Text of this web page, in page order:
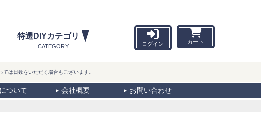
特選DIYカテゴリ
CATEGORY ログイン カート
は日数をいただく場合もございます。
ついて 会社概要 お問い合わせ